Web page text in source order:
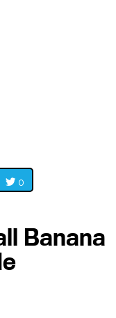
0
Banana